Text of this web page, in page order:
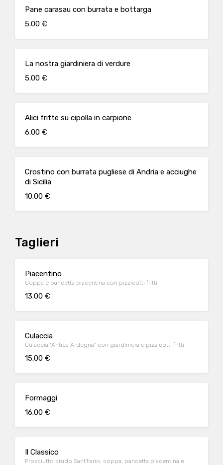
Pane carasau con burrata e bottarga
5.00 €
La nostra giardiniera di verdure
5.00 €
Alici fritte su cipolla in carpione
6.00 €
Crostino con burrata pugliese di Andria e acciughe
di Sicilia
10.00 €
Taglieri
Piacentino
Coppa e pancetta piacentina con pizzicotti fritti
13.00 €
Culaccia
Culaccia "Antica Ardegna" con giardiniera e pizzicotti fritti
15.00 €
Formaggi
16.00 €
Il Classico
Prosciutto crudo Sant'Ilario, coppa, pancetta piacentina e